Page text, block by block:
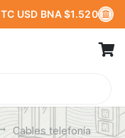
TC USD BNA $1.520
Cables telefonía